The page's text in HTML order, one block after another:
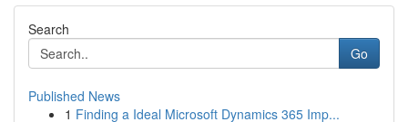
Search
Go
Published News
1 Finding a Ideal Microsoft Dynamics 365 Imp...